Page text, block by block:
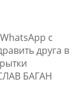
с
друга в
БАГАН